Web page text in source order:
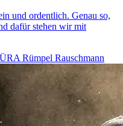
und ordentlich. Genau so,
dafür stehen wir mit